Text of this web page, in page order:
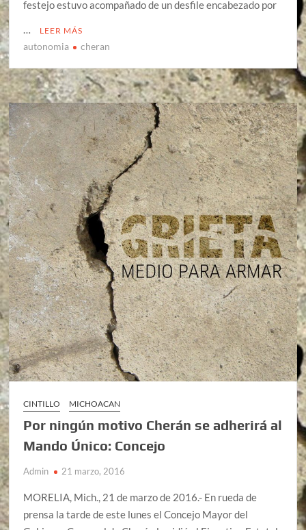
festejo estuvo acompañado de un desfile encabezado por
…
LEER MÁS
autonomia cheran
CINTILLO MICHOACAN
Por ningún motivo Cherán se adherirá al
Mando Único: Concejo
Admin 21 marzo, 2016
MORELIA, Mich., 21 de marzo de 2016.- En rueda de
prensa la tarde de este lunes el Concejo Mayor del